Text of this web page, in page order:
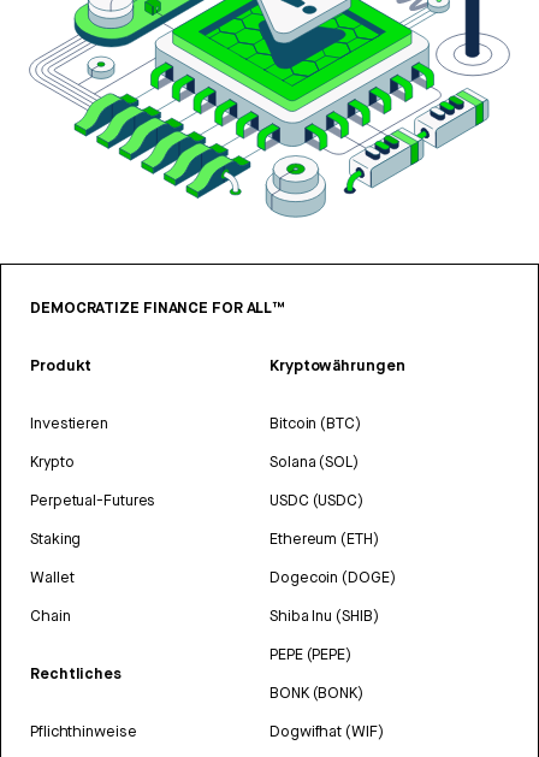
DEMOCRATIZE FINANCE FOR ALL™
Produkt
Investieren
Krypto
Perpetual-Futures
Staking
Wallet
Chain
Rechtliches
Pflichthinweise
Kryptowährungen
Bitcoin (BTC)
Solana (SOL)
USDC (USDC)
Ethereum (ETH)
Dogecoin (DOGE)
Shiba Inu (SHIB)
PEPE (PEPE)
BONK (BONK)
Dogwifhat (WIF)